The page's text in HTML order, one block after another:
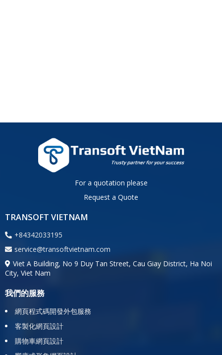
For a quotation please
Request a Quote
TRANSOFT VIETNAM
+84342033195
service@transoftvietnam.com
Viet A Building, No 9 Duy Tan Street, Cau Giay District, Ha Noi
City, Viet Nam
我們的服務
網頁程式碼開發外包服務
客製化網頁設計
購物車網頁設計